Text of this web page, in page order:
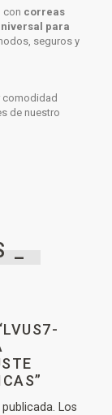
con correas
para
seguros y
comodidad
de nuestro
_
Los